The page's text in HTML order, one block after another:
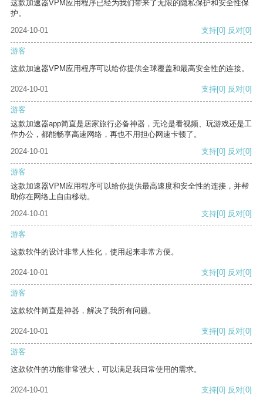
这款加速器VPM应用程序已经为我们带来了无限的隐私保护和安全性保
护。
2024-10-01
支持[0] 反对[0]
游客
这款加速器VPM应用程序可以给你提供全球覆盖和最高安全性的连接。
2024-10-01 支持[0] 反对[0]
游客
这款加速器app简直是居家旅行必备神器，无论是看视频、玩游戏还是工
作办公，都能畅享高速网络，再也不用担心网速卡顿了。
2024-10-01
支持[0] 反对[0]
游客
这款加速器VPM应用程序可以给你提供最高速度和安全性的连接，并帮
助你在网络上自由移动。
2024-10-01
支持[0] 反对[0]
游客
这款软件的设计非常人性化，使用起来非常方便。
2024-10-01 支持[0] 反对[0]
游客
这款软件简直是神器，解决了我所有问题。
2024-10-01 支持[0] 反对[0]
游客
这款软件的功能非常强大，可以满足我日常使用的需求。
2024-10-01 支持[0] 反对[0]